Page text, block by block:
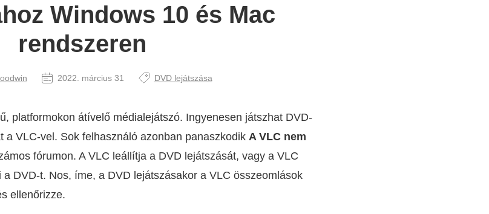
Windows 10 és Mac
rendszeren
2022. március 31 DVD lejátszása
platformokon átívelő médialejátszó. Ingyenesen játszhat DVD-
a VLC-vel. Sok felhasználó azonban panaszkodik A VLC nem
fórumon. A VLC leállítja a DVD lejátszását, vagy a VLC
DVD-t. Nos, íme, a DVD lejátszásakor a VLC összeomlások
ellenőrizze.